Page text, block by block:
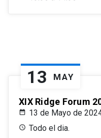
13 MAY
XIX Ridge Forum
13 de Mayo de
Todo el dia.